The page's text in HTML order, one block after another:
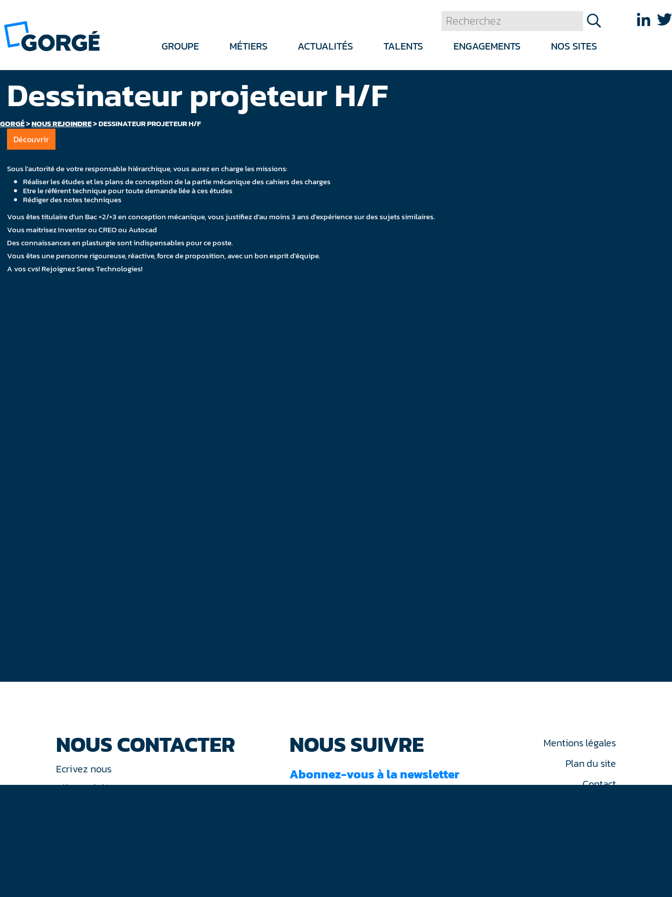
GROUPE MÉTIERS ACTUALITÉS TALENTS ENGAGEMENTS NOS SITES
GORGÉ>NOUS REJOINDRE>DESSINATEUR PROJETEUR H/F
Dessinateur projeteur H/F
Découvrir
Sous l'autorité de votre responsable hiérarchique, vous aurez en charge les missions:
Réaliser les études et les plans de conception de la partie mécanique des cahiers des charges
Etre le référent technique pour toute demande liée à ces études
Rédiger des notes techniques
Vous êtes titulaire d'un Bac +2/+3 en conception mécanique, vous justifiez d'au moins 3 ans d'expérience sur des sujets similaires.
Vous maitrisez Inventor ou CREO ou Autocad
Des connaissances en plasturgie sont indispensables pour ce poste.
Vous êtes une personne rigoureuse, réactive, force de proposition, avec un bon esprit d'équipe.
A vos cvs! Rejoignez Seres Technologies!
NOUS CONTACTER
Ecrivez nous
Tél : +33 (0)1 44 77 94 77
NOUS SUIVRE
Abonnez-vous à la newsletter
Mentions légales
Plan du site
Contact